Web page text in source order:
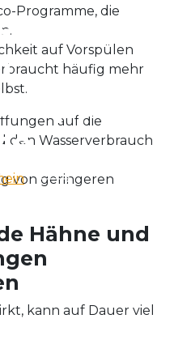
Smart:
für
🡒
Wasserspartipps für
Programme, die
auf Vorspülen
häufig mehr
auf die
den Wasserverbrauch
von geringeren
Hähne und
kann auf Dauer viel